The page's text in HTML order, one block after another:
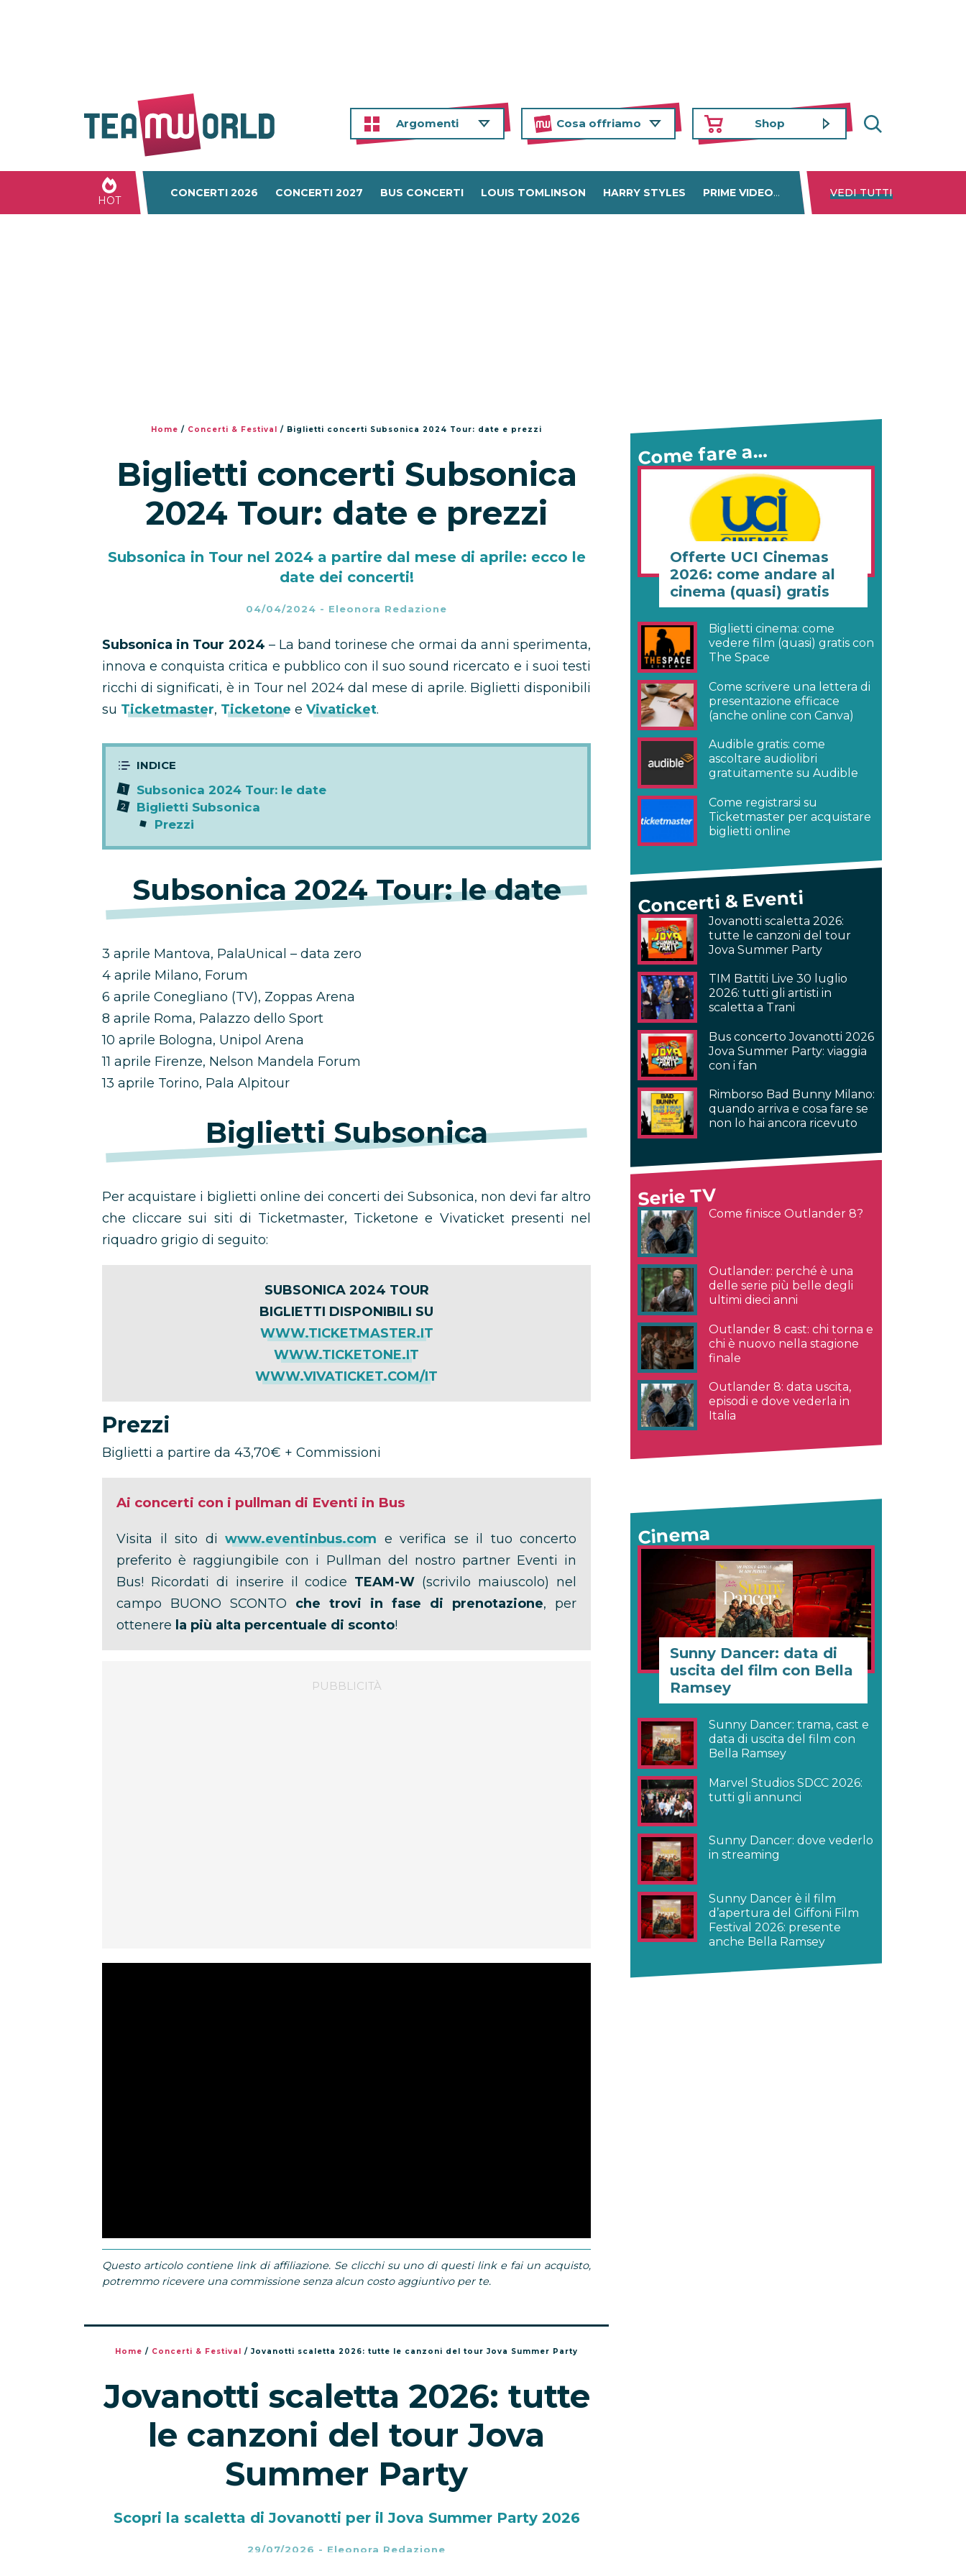
Argomenti Cosa offriamo Shop
HOT
CONCERTI 2026 CONCERTI 2027 BUS CONCERTI LOUIS TOMLINSON HARRY STYLES PRIME VIDEO DISNEY+ NETFLIX
VEDI TUTTI
Home / Concerti & Festival / Biglietti concerti Subsonica 2024 Tour: date e prezzi
Biglietti concerti Subsonica
2024 Tour: date e prezzi
Subsonica in Tour nel 2024 a partire dal mese di aprile: ecco le
date dei concerti!
04/04/2024 - Eleonora Redazione
Subsonica in Tour 2024 – La band torinese che ormai da anni sperimenta,
innova e conquista critica e pubblico con il suo sound ricercato e i suoi testi
ricchi di significati, è in Tour nel 2024 dal mese di aprile. Biglietti disponibili
su Ticketmaster, Ticketone e Vivaticket.
Subsonica 2024 Tour: le date
Biglietti Subsonica
Prezzi
Subsonica 2024 Tour: le date
3 aprile Mantova, PalaUnical – data zero
4 aprile Milano, Forum
6 aprile Conegliano (TV), Zoppas Arena
8 aprile Roma, Palazzo dello Sport
10 aprile Bologna, Unipol Arena
11 aprile Firenze, Nelson Mandela Forum
13 aprile Torino, Pala Alpitour
Biglietti Subsonica
Per acquistare i biglietti online dei concerti dei Subsonica, non devi far altro
che cliccare sui siti di Ticketmaster, Ticketone e Vivaticket presenti nel
riquadro grigio di seguito:
SUBSONICA 2024 TOUR
BIGLIETTI DISPONIBILI SU
WWW.TICKETMASTER.IT
WWW.TICKETONE.IT
WWW.VIVATICKET.COM/IT
Prezzi
Biglietti a partire da 43,70€ + Commissioni
Ai concerti con i pullman di Eventi in Bus
Visita il sito di www.eventinbus.com e verifica se il tuo concerto
preferito è raggiungibile con i Pullman del nostro partner Eventi in
Bus! Ricordati di inserire il codice TEAM-W (scrivilo maiuscolo) nel
campo BUONO SCONTO che trovi in fase di prenotazione, per
ottenere la più alta percentuale di sconto!
Questo articolo contiene link di affiliazione. Se clicchi su uno di questi link e fai un acquisto,
potremmo ricevere una commissione senza alcun costo aggiuntivo per te.
Home / Concerti & Festival / Jovanotti scaletta 2026: tutte le canzoni del tour Jova Summer Party
Jovanotti scaletta 2026: tutte
le canzoni del tour Jova
Summer Party
Scopri la scaletta di Jovanotti per il Jova Summer Party 2026
29/07/2026 - Eleonora Redazione
Come fare a…
Offerte UCI Cinemas
2026: come andare al
cinema (quasi) gratis
Biglietti cinema: come
vedere film (quasi) gratis con
The Space
Come scrivere una lettera di
presentazione efficace
(anche online con Canva)
Audible gratis: come
ascoltare audiolibri
gratuitamente su Audible
Come registrarsi su
Ticketmaster per acquistare
biglietti online
Concerti & Eventi
Jovanotti scaletta 2026:
tutte le canzoni del tour
Jova Summer Party
TIM Battiti Live 30 luglio
2026: tutti gli artisti in
scaletta a Trani
Bus concerto Jovanotti 2026
Jova Summer Party: viaggia
con i fan
Rimborso Bad Bunny Milano:
quando arriva e cosa fare se
non lo hai ancora ricevuto
Serie TV
Come finisce Outlander 8?
Outlander: perché è una
delle serie più belle degli
ultimi dieci anni
Outlander 8 cast: chi torna e
chi è nuovo nella stagione
finale
Outlander 8: data uscita,
episodi e dove vederla in
Italia
Cinema
Sunny Dancer: data di
uscita del film con Bella
Ramsey
Sunny Dancer: trama, cast e
data di uscita del film con
Bella Ramsey
Marvel Studios SDCC 2026:
tutti gli annunci
Sunny Dancer: dove vederlo
in streaming
Sunny Dancer è il film
d’apertura del Giffoni Film
Festival 2026: presente
anche Bella Ramsey